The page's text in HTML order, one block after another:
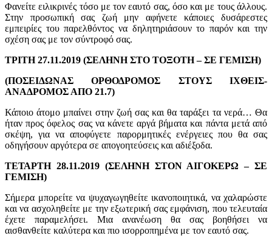
Φανείτε ειλικρινές τόσο με τον εαυτό σας, όσο και με τους άλλους.
Στην προσωπική σας ζωή μην αφήνετε κάποιες δυσάρεστες
εμπειρίες του παρελθόντος να δηλητηριάσουν το παρόν και την
σχέση σας με τον σύντροφό σας.
ΤΡΙΤΗ 27.11.2019 (ΣΕΛΗΝΗ ΣΤΟ ΤΟΞΟΤΗ – ΣΕ ΓΕΜΙΣΗ)
(ΠΟΣΕΙΔΩΝΑΣ ΟΡΘΟΔΡΟΜΟΣ ΣΤΟΥΣ ΙΧΘΕΙΣ-
ΑΝΑΔΡΟΜΟΣ ΑΠΟ 21.7)
Κάποιο άτομο μπαίνει στην ζωή σας και θα ταράξει τα νερά… Θα
ήταν προς όφελος σας να κάνετε αργά βήματα και πάντα μετά από
σκέψη, για να αποφύγετε παρορμητικές ενέργειες που θα σας
οδηγήσουν αργότερα σε απογοητεύσεις και αδιέξοδα.
ΤΕΤΑΡΤΗ 28.11.2019 (ΣΕΛΗΝΗ ΣΤΟΝ ΑΙΓΟΚΕΡΩ – ΣΕ
ΓΕΜΙΣΗ)
Σήμερα μπορείτε να ψυχαγωγηθείτε ικανοποιητικά, να χαλαρώστε
και να ασχοληθείτε με την εξωτερική σας εμφάνιση, που τελευταία
έχετε παραμελήσει. Μια ανανέωση θα σας βοηθήσει να
αισθανθείτε καλύτερα και πιο ισορροπημένα με τον εαυτό σας.